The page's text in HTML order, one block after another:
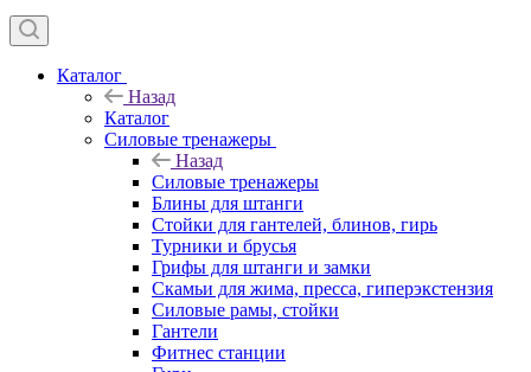
Каталог
Назад
Каталог
Силовые тренажеры
Назад
Силовые тренажеры
Блины для штанги
Стойки для гантелей, блинов, гирь
Турники и брусья
Грифы для штанги и замки
Скамьи для жима, пресса, гиперэкстензия
Силовые рамы, стойки
Гантели
Фитнес станции